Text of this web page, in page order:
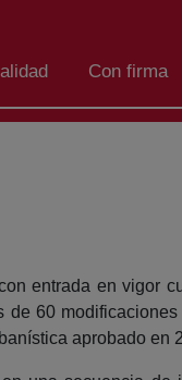
Con firma
entrada en vigor
de 60
aprobado en